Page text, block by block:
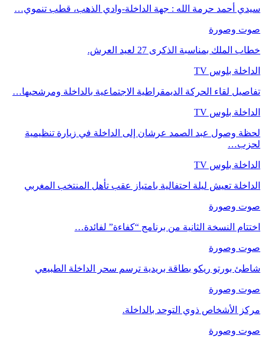
سيدي أحمد حرمة الله : جهة الداخلة-وادي الذهب، قطب تنموي…
صوت وصورة
خطاب الملك بمناسبة الذكرى 27 لعيد العرش.
الداخلة بلوس TV
تفاصيل لقاء الحركة الديمقراطية الاجتماعية بالداخلة ومرشحيها…
الداخلة بلوس TV
لحظة وصول عبد الصمد عرشان إلى الداخلة في زيارة تنظيمية
لحزب…
الداخلة بلوس TV
الداخلة تعيش ليلة احتفالية بامتياز عقب تأهل المنتخب المغربي
صوت وصورة
اختتام النسخة الثانية من برنامج “كفاءة” لفائدة…
صوت وصورة
شاطئ بورتو ريكو بطاقة بريدية ترسم سحر الداخلة الطبيعي
صوت وصورة
مركز الأشخاص ذوي التوحد بالداخلة.
صوت وصورة